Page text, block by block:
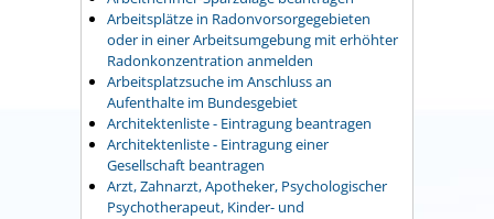
Arbeitsplätze in Radonvorsorgegebieten
oder in einer Arbeitsumgebung mit erhöhter
Radonkonzentration anmelden
Arbeitsplatzsuche im Anschluss an
Aufenthalte im Bundesgebiet
Architektenliste - Eintragung beantragen
Architektenliste - Eintragung einer
Gesellschaft beantragen
Arzt, Zahnarzt, Apotheker, Psychologischer
Psychotherapeut, Kinder- und